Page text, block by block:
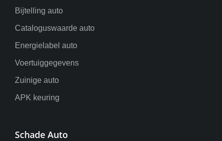
Bijtelling auto
Cataloguswaarde auto
Energielabel auto
Voertuiggegevens
Zuinige auto
APK keuring
Schade Auto